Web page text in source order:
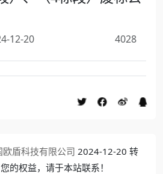
12-20 4028
欧盾科技有限公司 2024-12-20 转
的权益，请于本站联系！